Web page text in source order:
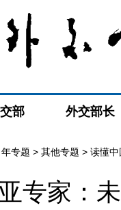
部 外交部长
专题 > 其他专题 > 读懂
专家：